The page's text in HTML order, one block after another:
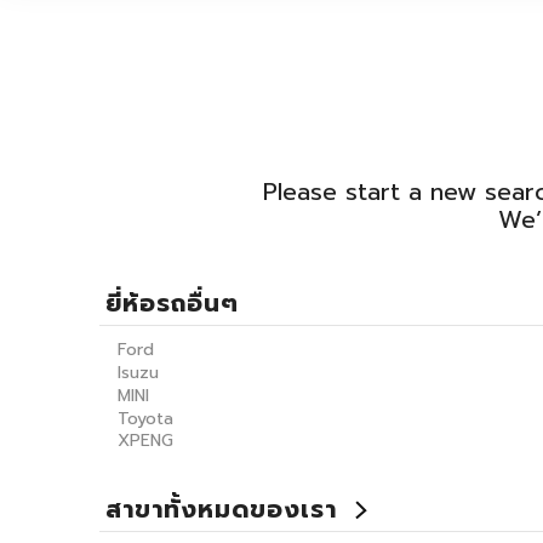
Please start a new
ยี่ห้อรถอื่นๆ
Ford
Isuzu
MINI
Toyota
XPENG
สาขาทั้งหมดของเรา